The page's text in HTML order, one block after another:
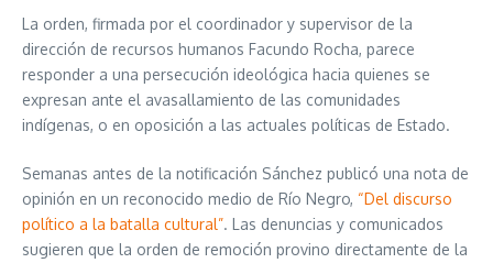
La orden, firmada por el coordinador y supervisor de la
dirección de recursos humanos Facundo Rocha, parece
responder a una persecución ideológica hacia quienes se
expresan ante el avasallamiento de las comunidades
indígenas, o en oposición a las actuales políticas de Estado.
Semanas antes de la notificación Sánchez publicó una nota de
opinión en un reconocido medio de Río Negro, “Del discurso
político a la batalla cultural”. Las denuncias y comunicados
sugieren que la orden de remoción provino directamente de la